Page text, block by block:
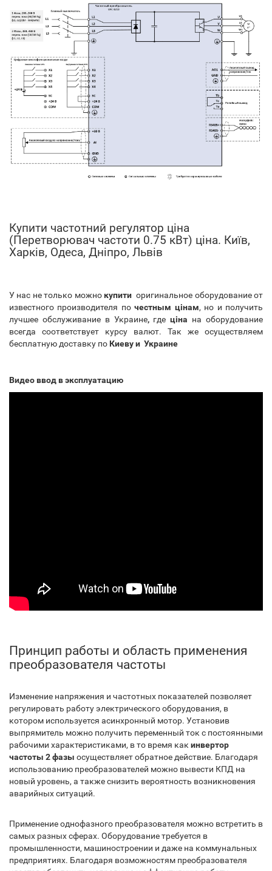
Купити частотний регулятор ціна
(Перетворювач частоти 0.75 кВт) ціна. Київ,
Харків, Одеса, Дніпро, Львів
У нас не только можно купити оригинальное оборудование от
известного производителя почестным цінам, но и получить
лучшее обслуживание в Украине, где ціна на оборудование
всегда соответствует курсу валют. Так же осуществляем
бесплатную доставку по Киеву и Украине
Видео ввод в эксплуатацию
Принцип работы и область применения
преобразователя частоты
Изменение напряжения и частотных показателей позволяет
регулировать работу электрического оборудования, в
котором используется асинхронный мотор. Установив
выпрямитель можно получить переменный ток с постоянными
рабочими характеристиками, в то время как инвертор
частоты 2 фазы осуществляет обратное действие. Благодаря
использованию преобразователей можно вывести КПД на
новый уровень, а также снизить вероятность возникновения
аварийных ситуаций.
Применение однофазного преобразователя можно встретить в
самых разных сферах. Оборудование требуется в
промышленности, машиностроении и даже на коммунальных
предприятиях. Благодаря возможностям преобразователя